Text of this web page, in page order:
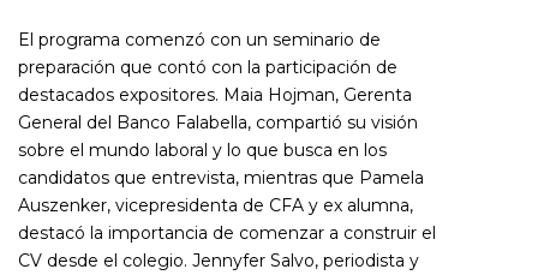
El programa comenzó con un seminario de
preparación que contó con la participación de
destacados expositores. Maia Hojman, Gerenta
General del Banco Falabella, compartió su visión
sobre el mundo laboral y lo que busca en los
candidatos que entrevista, mientras que Pamela
Auszenker, vicepresidenta de CFA y ex alumna,
destacó la importancia de comenzar a construir el
CV desde el colegio. Jennyfer Salvo, periodista y